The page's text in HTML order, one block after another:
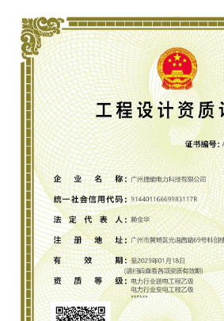
M
O
R
E
+
M
O
R
+